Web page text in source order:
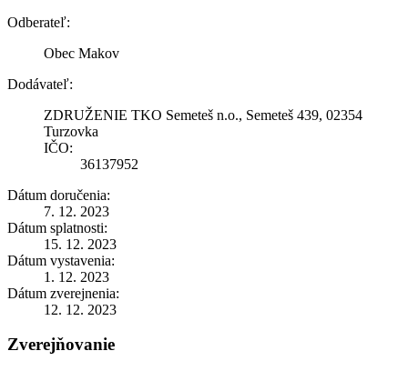
Odberateľ:
Obec Makov
Dodávateľ:
ZDRUŽENIE TKO Semeteš n.o., Semeteš 439, 02354
Turzovka
IČO:
36137952
Dátum doručenia:
7. 12. 2023
Dátum splatnosti:
15. 12. 2023
Dátum vystavenia:
1. 12. 2023
Dátum zverejnenia:
12. 12. 2023
Zverejňovanie